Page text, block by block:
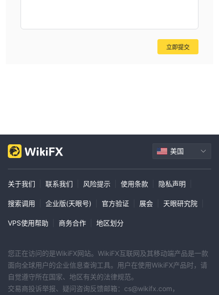
立即提交
美国
关于我们 联系我们 风险提示 使用条款 隐私声明
搜索调用 企业版(天眼号) 官方验证 展会 天眼研究院
VPS使用帮助 商务合作 地区划分
您正在访问的是WikiFX网站。WikiFX互联网及其移动端产品是一款
面向全球用户的企业信息查询工具。用户在使用WikiFX产品时，请
自觉遵守所在国家、地区有关的法律规范。
交易商投诉举报、疑问咨询反馈邮箱：cs@wikifx.com，